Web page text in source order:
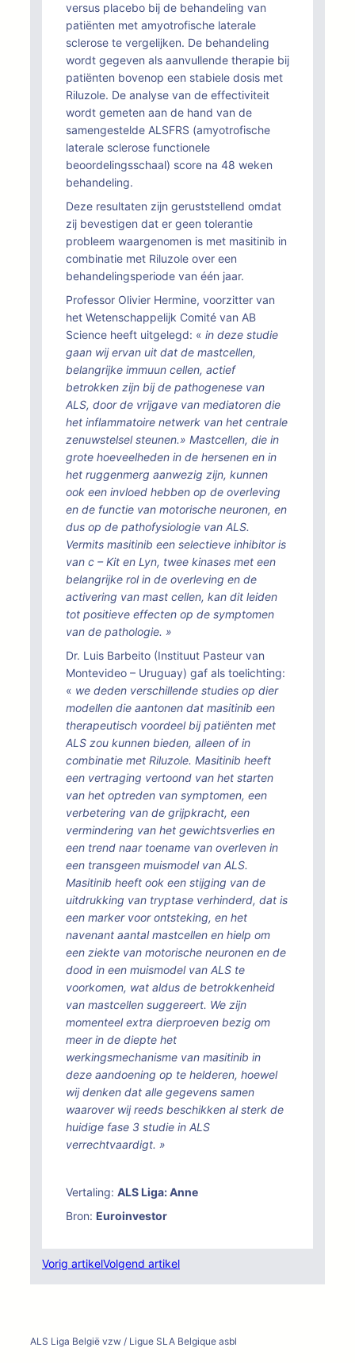
versus placebo bij de behandeling van
patiënten met amyotrofische laterale
sclerose te vergelijken. De behandeling
wordt gegeven als aanvullende therapie bij
patiënten bovenop een stabiele dosis met
Riluzole. De analyse van de effectiviteit
wordt gemeten aan de hand van de
samengestelde ALSFRS (amyotrofische
laterale sclerose functionele
beoordelingsschaal) score na 48 weken
behandeling.
Deze resultaten zijn geruststellend omdat
zij bevestigen dat er geen tolerantie
probleem waargenomen is met masitinib in
combinatie met Riluzole over een
behandelingsperiode van één jaar.
Professor Olivier Hermine, voorzitter van
het Wetenschappelijk Comité van AB
Science heeft uitgelegd: « in deze studie
gaan wij ervan uit dat de mastcellen,
belangrijke immuun cellen, actief
betrokken zijn bij de pathogenese van
ALS, door de vrijgave van mediatoren die
het inflammatoire netwerk van het centrale
zenuwstelsel steunen.» Mastcellen, die in
grote hoeveelheden in de hersenen en in
het ruggenmerg aanwezig zijn, kunnen
ook een invloed hebben op de overleving
en de functie van motorische neuronen, en
dus op de pathofysiologie van ALS.
Vermits masitinib een selectieve inhibitor is
van c – Kit en Lyn, twee kinases met een
belangrijke rol in de overleving en de
activering van mast cellen, kan dit leiden
tot positieve effecten op de symptomen
van de pathologie. »
Dr. Luis Barbeito (Instituut Pasteur van
Montevideo – Uruguay) gaf als toelichting:
« we deden verschillende studies op dier
modellen die aantonen dat masitinib een
therapeutisch voordeel bij patiënten met
ALS zou kunnen bieden, alleen of in
combinatie met Riluzole. Masitinib heeft
een vertraging vertoond van het starten
van het optreden van symptomen, een
verbetering van de grijpkracht, een
vermindering van het gewichtsverlies en
een trend naar toename van overleven in
een transgeen muismodel van ALS.
Masitinib heeft ook een stijging van de
uitdrukking van tryptase verhinderd, dat is
een marker voor ontsteking, en het
navenant aantal mastcellen en hielp om
een ziekte van motorische neuronen en de
dood in een muismodel van ALS te
voorkomen, wat aldus de betrokkenheid
van mastcellen suggereert. We zijn
momenteel extra dierproeven bezig om
meer in de diepte het
werkingsmechanisme van masitinib in
deze aandoening op te helderen, hoewel
wij denken dat alle gegevens samen
waarover wij reeds beschikken al sterk de
huidige fase 3 studie in ALS
verrechtvaardigt. »
Vertaling: ALS Liga: Anne
Bron: Euroinvestor
Vorig artikelVolgend artikel
ALS Liga België vzw / Ligue SLA Belgique asbl